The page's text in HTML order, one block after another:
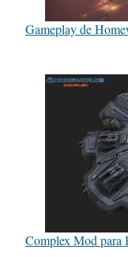
Gameplay de
Complex Mod para